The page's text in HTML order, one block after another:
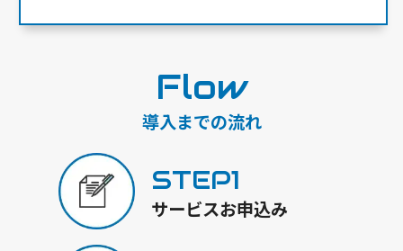
Flow
導入までの流れ
STEP1
サービスお申込み